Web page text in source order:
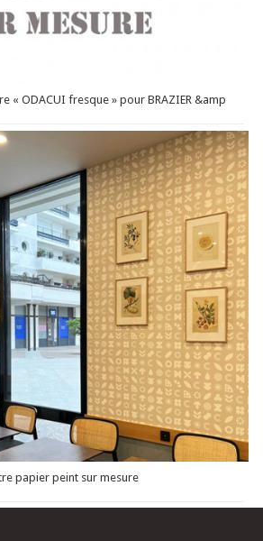
« ODACUI fresque » pour BRAZIER &amp
papier peint sur mesure